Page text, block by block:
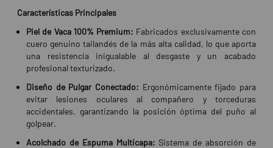
Características Principales
Piel de Vaca 100% Premium: Fabricados exclusivamente con
cuero genuino tailandés de la más alta calidad, lo que aporta
una resistencia inigualable al desgaste y un acabado
profesional texturizado.
Diseño de Pulgar Conectado: Ergonómicamente fijado para
evitar lesiones oculares al compañero y torceduras
accidentales, garantizando la posición óptima del puño al
golpear.
Acolchado de Espuma Multicapa: Sistema de absorción de